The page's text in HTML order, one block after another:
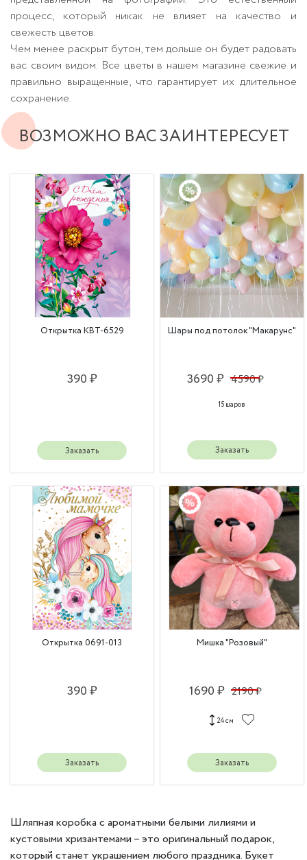
процесс, который никак не влияет на качество и
свежесть цветов.
Чем менее раскрыт бутон, тем дольше он будет радовать
вас своим видом. Все цветы в нашем магазине свежие и
правильно выращенные, что гарантирует их длительное
сохранение.
ВОЗМОЖНО ВАС ЗАИНТЕРЕСУЕТ
Открытка КВТ-6529
390 ₽
Заказать
Шары под потолок "Макарунс"
3690 ₽ 4590 ₽
15 шаров
Заказать
Открытка 0691-013
390 ₽
Заказать
Мишка "Розовый"
1690 ₽ 2190 ₽
24 см
Заказать
Шляпная коробка с ароматными белыми лилиями и
кустовыми хризантемами – это оригинальный подарок,
который станет украшением любого праздника. Букет